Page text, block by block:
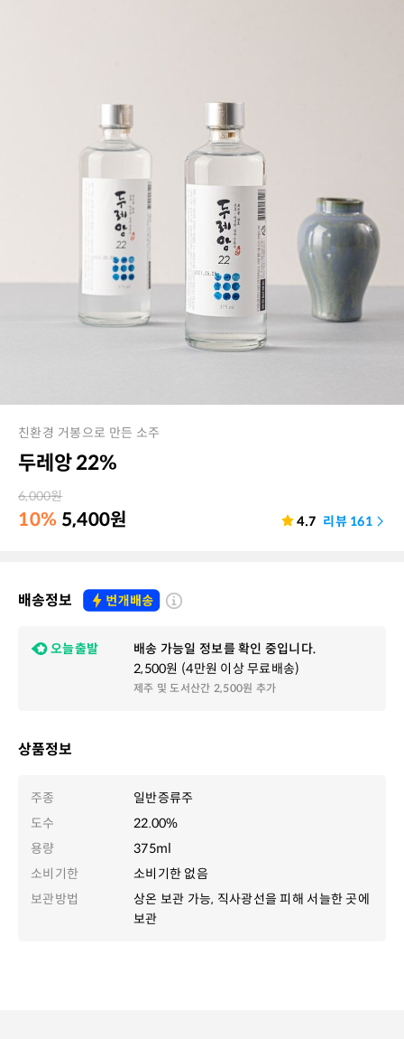
친환경 거봉으로 만든 소주
두레앙 22%
6,000원
10% 5,400원 4.7 리뷰 161
상품정보
주종
일반증류주
도수
22.00%
용량
375ml
소비기한
소비기한 없음
보관방법
상온 보관 가능, 직사광선을 피해 서늘한 곳에
보관
배송정보
오늘출발
배송 가능일 정보를 확인 중입니다.
2,500원 (4만원 이상 무료배송)
제주 및 도서산간 2,500원 추가